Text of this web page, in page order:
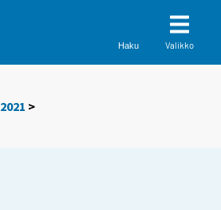
Haku Valikko
2021 >